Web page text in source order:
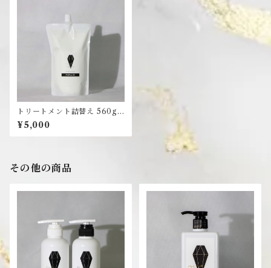
トリートメント詰替え 560g×
1本
¥5,000
その他の商品